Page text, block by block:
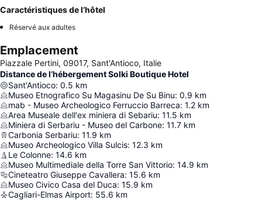
Caractéristiques de l’hôtel
Réservé aux adultes
Emplacement
Piazzale Pertini, 09017, Sant'Antioco, Italie
Distance de l’hébergement Solki Boutique Hotel
Sant'Antioco: 0.5 km
Museo Etnografico Su Magasinu De Su Binu: 0.9 km
mab - Museo Archeologico Ferruccio Barreca: 1.2 km
Area Museale dell'ex miniera di Sebariu: 11.5 km
Miniera di Serbariu - Museo del Carbone: 11.7 km
Carbonia Serbariu: 11.9 km
Museo Archeologico Villa Sulcis: 12.3 km
Le Colonne: 14.6 km
Museo Multimediale della Torre San Vittorio: 14.9 km
Cineteatro Giuseppe Cavallera: 15.6 km
Museo Civico Casa del Duca: 15.9 km
Cagliari-Elmas Airport: 55.6 km